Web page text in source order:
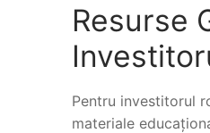
Resurse
Pentru investitorul
materiale